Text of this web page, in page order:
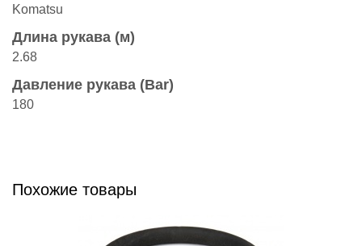
Komatsu
Длина рукава (м)
2.68
Давление рукава (Bar)
180
Похожие товары